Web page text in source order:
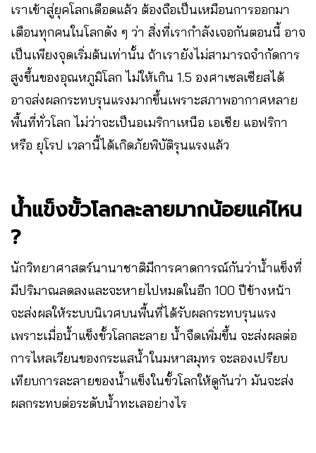
เราเข้าสู่ยุคโลกเดือดแล้ว ต้องถือเป็นเหมือนการออกมา
เตือนทุกคนในโลกดัง ๆ ว่า สิ่งที่เรากำลังเจอกันตอนนี้ อาจ
เป็นเพียงจุดเริ่มต้นเท่านั้น ถ้าเรายังไม่สามารถจำกัดการ
สูงขึ้นของอุณหภูมิโลก ไม่ให้เกิน 1.5 องศาเซลเซียสได้
อาจส่งผลกระทบรุนแรงมากขึ้นเพราะสภาพอากาศหลาย
พื้นที่ทั่วโลก ไม่ว่าจะเป็นอเมริกาเหนือ เอเชีย แอฟริกา
หรือ ยุโรป เวลานี้ได้เกิดภัยพิบัติรุนแรงแล้ว
น้ำแข็งขั้วโลกละลายมากน้อยแค่ไหน
?
นักวิทยาศาสตร์นานาชาติมีการคาดการณ์กันว่าน้ำแข็งที่
มีปริมาณลดลงและจะหายไปหมดในอีก 100 ปีข้างหน้า
จะส่งผลให้ระบบนิเวศบนพื้นที่ได้รับผลกระทบรุนแรง
เพราะเมื่อน้ำแข็งขั้วโลกละลาย น้ำจืดเพิ่มขึ้น จะส่งผลต่อ
การไหลเวียนของกระแสน้ำในมหาสมุทร จะลองเปรียบ
เทียบการละลายของน้ำแข็งในขั้วโลกให้ดูกันว่า มันจะส่ง
ผลกระทบต่อระดับน้ำทะเลอย่างไร